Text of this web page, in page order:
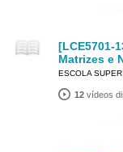
[LCE5701-
Matrizes e
ESCOLA
12 vídeos